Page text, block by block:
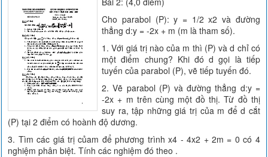
Cho parabol (P): y = 1/2 x2 và đường
thẳng d:y = -2x + m (m là tham số).
1. Với giá trị nào của m thì (P) và d chỉ có
một điểm chung? Khi đó d gọi là tiếp
tuyến của parabol (P), vẽ tiếp tuyến đó.
2. Vẽ parabol (P) và đường thẳng d:y =
-2x + m trên cùng một đồ thị. Từ đồ thị
suy ra, tập những giá trị của m để d cắt
(P) tại 2 điểm có hoành độ dương.
3. Tìm các giá trị củam để phương trình x4 - 4x2 + 2m = 0 có 4
nghiệm phân biệt. Tính các nghiệm đó theo .